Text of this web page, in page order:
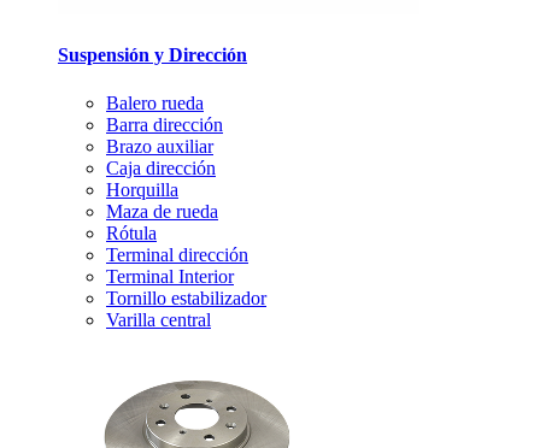
Suspensión y Dirección
Balero rueda
Barra dirección
Brazo auxiliar
Caja dirección
Horquilla
Maza de rueda
Rótula
Terminal dirección
Terminal Interior
Tornillo estabilizador
Varilla central